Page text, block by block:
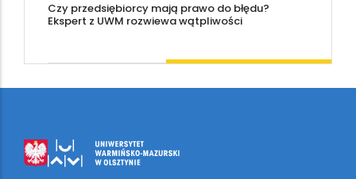
Czy przedsiębiorcy mają prawo do błędu?
Ekspert z UWM rozwiewa wątpliwości